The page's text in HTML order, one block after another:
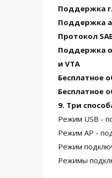
Поддержка
Поддержка
Протокол
Поддержка
и VTA
Бесплатное
Бесплатное
9. Три
Режим USB -
Режим AP -
Режим
Режимы